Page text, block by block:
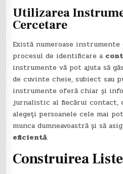
Utilizarea
Cercetare
Există numeroase
procesul de identificare a
instrumente vă pot ajuta să
de cuvinte cheie, subiect sau
instrumente oferă chiar și
jurnalistic al fiecărui contact,
alegeți persoanele cele mai
munca dumneavoastră și să
eficientă.
Construirea